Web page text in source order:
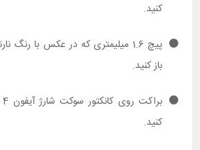
کنید.
پیچ 1.6 میلیمتری که در عکس با
باز کنید.
کنید.